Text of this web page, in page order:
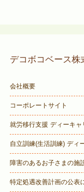
デコボコベース株
会社概要
コーポレートサイト
就労移行支援 ディーキャ
自立訓練(生活訓練) ディ
障害のあるお子さまの施
特定処遇改善計画の公表